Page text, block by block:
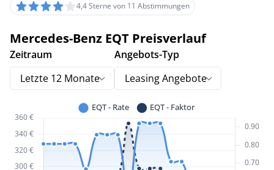
4,4 Sterne von 11 Abstimmungen
Mercedes-Benz EQT Preisverlauf
Zeitraum
Letzte 12 Monate
Angebots-Typ
Leasing Angebote